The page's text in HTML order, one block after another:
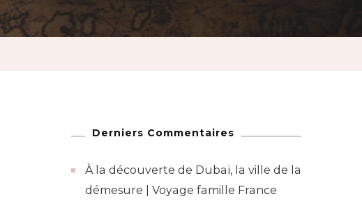
Derniers Commentaires
À la découverte de Dubaï, la ville de la
démesure | Voyage famille France